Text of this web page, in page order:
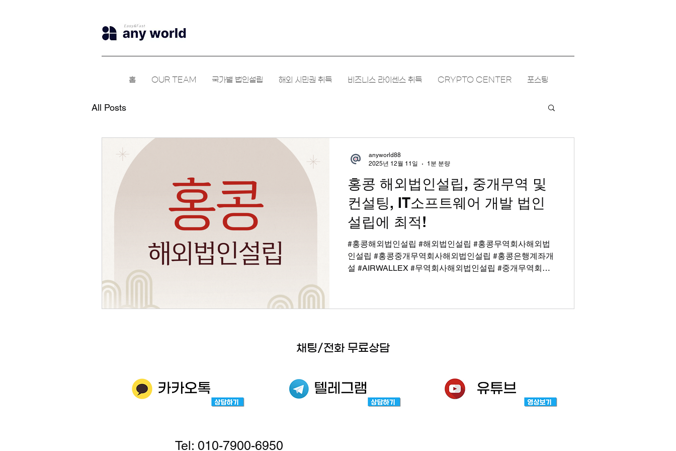
홈 OUR TEAM 국가별 법인설립 해외 시민권 취득 비즈니스 라이센스 취득 CRYPTO CENTER 포스팅
All Posts
홍콩 해외법인설립, 중개무역 및
컨설팅, IT소프트웨어 개발 법인
설립에 최적!
#홍콩해외법인설립 #해외법인설립 #홍콩무역회사해외법
인설립 #홍콩중개무역회사해외법인설립 #홍콩은행계좌개
설 #AIRWALLEX #무역회사해외법인설립 #중개무역회사
중국으로 부터 넘겨받은 할양 지역이었습니다. ​ 최초 조약
시엔 영구할양이었지만 전 세계적으로 반식민주의 의식이
습니다. ​ 이와같은 영향으로 홍콩은 금융 및 무역, 외국인 투
자사업이 활발하게 이뤄지고 있으며 중국과 별도로 '항생'이
라는 선물 금융시장이 운영될 정도로 규모가 큰 금융산업
anyworld88
2025년 12월 11일
1분 분량
​채팅/전화 무료상담
Tel: 010-7900-6950